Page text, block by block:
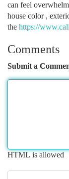
can feel
house color ,
the https://
Comments
Submit a
HTML is allowed